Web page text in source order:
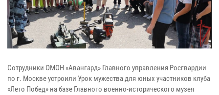
Сотрудники ОМОН «Авангард» Главного управления Росгвардии
по г. Москве устроили Урок мужества для юных участников клуба
«Лето Побед» на базе Главного военно-исторического музея